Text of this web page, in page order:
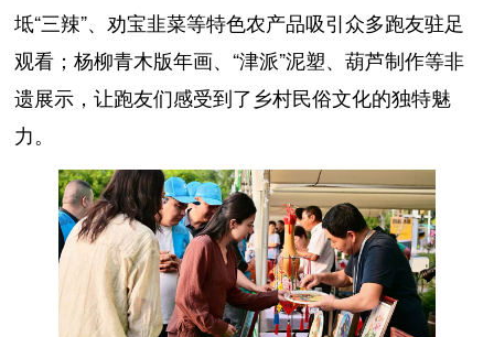
坻“三辣”、劝宝韭菜等特色农产品吸引众多跑友驻足
观看；杨柳青木版年画、“津派”泥塑、葫芦制作等非
遗展示，让跑友们感受到了乡村民俗文化的独特魅
力。